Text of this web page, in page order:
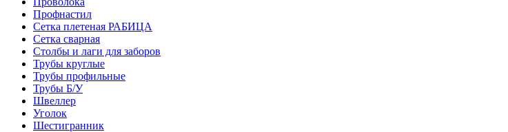
Профнастил
Сетка плетеная РАБИЦА
Сетка сварная
Столбы и лаги для заборов
Трубы круглые
Трубы профильные
Трубы Б/У
Швеллер
Уголок
Шестигранник